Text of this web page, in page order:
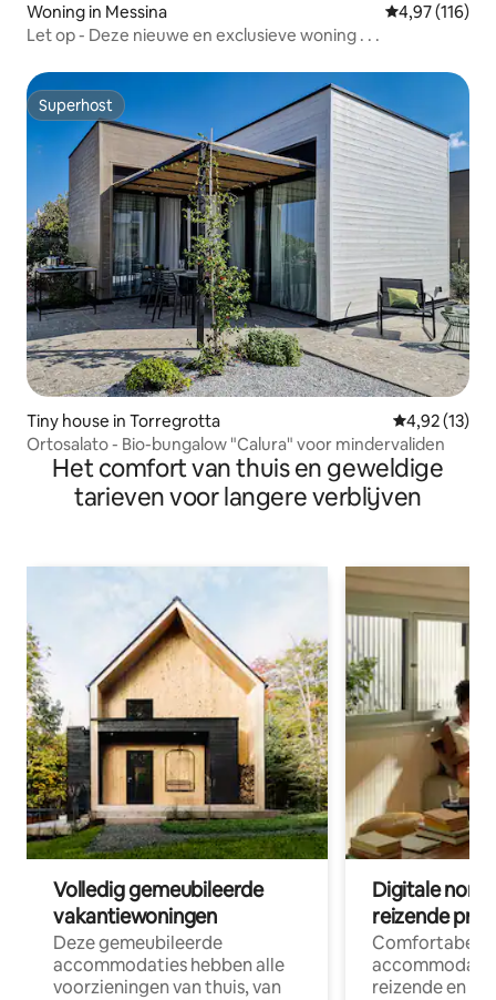
Woning in Messina Gemiddelde
4,97 (116)
Let op - Deze nieuwe en exclusieve woning . . .
Superhost
Superhost
Tiny house in Torregrotta Gemiddelde
4,92 (13)
Ortosalato - Bio-bungalow "Calura" voor mindervaliden
Het comfort van thuis en geweldige
tarieven voor langere verblijven
Volledig gemeubileerde
vakantiewoningen
Deze gemeubileerde
accommodaties hebben alle
voorzieningen van thuis, van
Digitale
reizende
Comfortabele
reizende en